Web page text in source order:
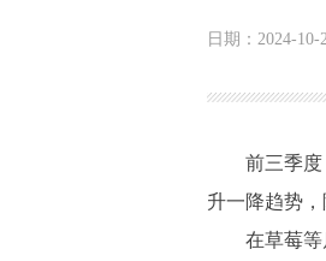
日期：2024-10-
前三季度，
升一降趋势
在草莓等瓜